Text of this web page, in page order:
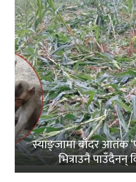
स्याङ्जामा बाँदर आतंक
भित्राउनै पाउँदैनन्